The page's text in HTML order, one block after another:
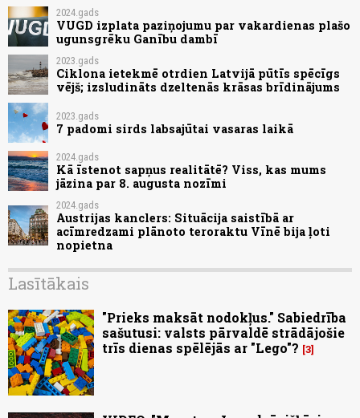
2024.gads
VUGD izplata paziņojumu par vakardienas plašo
ugunsgrēku Ganību dambī
2023.gads
Ciklona ietekmē otrdien Latvijā pūtīs spēcīgs
vējš; izsludināts dzeltenās krāsas brīdinājums
2023.gads
7 padomi sirds labsajūtai vasaras laikā
2024.gads
Kā īstenot sapņus realitātē? Viss, kas mums
jāzina par 8. augusta nozīmi
2024.gads
Austrijas kanclers: Situācija saistībā ar
acīmredzami plānoto teroraktu Vīnē bija ļoti
nopietna
Lasītākais
"Prieks maksāt nodokļus." Sabiedrība
sašutusi: valsts pārvaldē strādājošie
trīs dienas spēlējās ar "Lego"? 3